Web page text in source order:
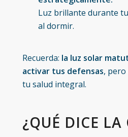
Luz brillante durante
al dormir.
Recuerda: la luz solar
activar tus defensas,
tu salud integral.
¿QUÉ DICE LA